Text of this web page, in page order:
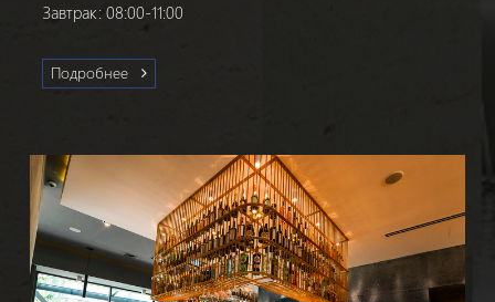
Завтрак: 08:00-11:00
Подробнее